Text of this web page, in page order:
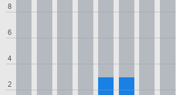
2
4
6
8